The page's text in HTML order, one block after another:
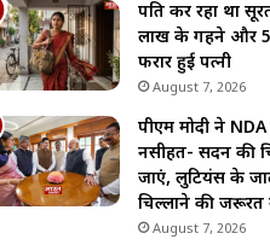
पति कर रहा था
लाख के गहने और
फरार हुई पत्नी
August 7, 2026
पीएम मोदी ने
नसीहत- सदन की
जाएं, लुटियंस के
चिल्लाने की जरूरत
August 7, 2026